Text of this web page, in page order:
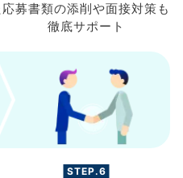
応募書類の添削や面接対策も
徹底サポート
STEP.6